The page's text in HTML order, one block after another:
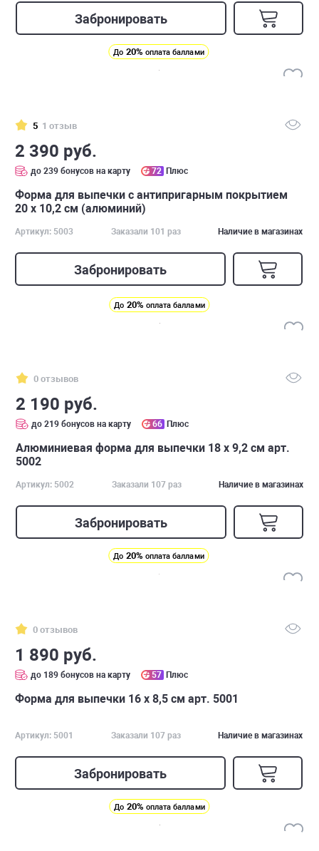
Забронировать
До 20% оплата баллами
5 1 отзыв
2 390 руб.
до 239 бонусов на карту 72 Плюс
Форма для выпечки с антипригарным покрытием
20 х 10,2 см (алюминий)
Артикул: 5003 Заказали 101 раз Наличие в магазинах
Забронировать
До 20% оплата баллами
0 отзывов
2 190 руб.
до 219 бонусов на карту 66 Плюс
Алюминиевая форма для выпечки 18 х 9,2 см арт.
5002
Артикул: 5002 Заказали 107 раз Наличие в магазинах
Забронировать
До 20% оплата баллами
0 отзывов
1 890 руб.
до 189 бонусов на карту 57 Плюс
Форма для выпечки 16 х 8,5 см арт. 5001
Артикул: 5001 Заказали 107 раз Наличие в магазинах
Забронировать
До 20% оплата баллами